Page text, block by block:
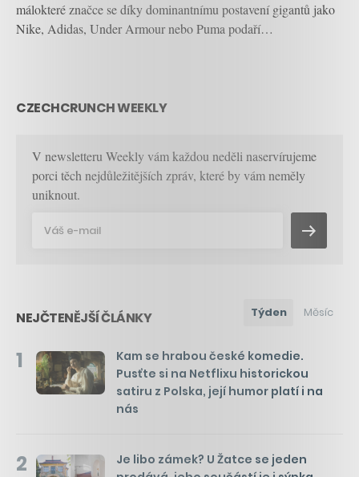
málokteré značce se díky dominantnímu postavení gigantů jako
Nike, Adidas, Under Armour nebo Puma podaří…
CZECHCRUNCH WEEKLY
V newsletteru Weekly vám každou neděli naservírujeme
porci těch nejdůležitějších zpráv, které by vám neměly
uniknout.
NEJČTENĚJŠÍ ČLÁNKY Týden Měsíc
1
Kam se hrabou české komedie.
Pusťte si na Netflixu historickou
satiru z Polska, její humor platí i na
nás
2
Je libo zámek? U Žatce se jeden